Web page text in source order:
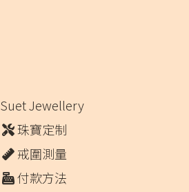
Suet Jewellery
珠寶定制
戒圍測量
付款方法